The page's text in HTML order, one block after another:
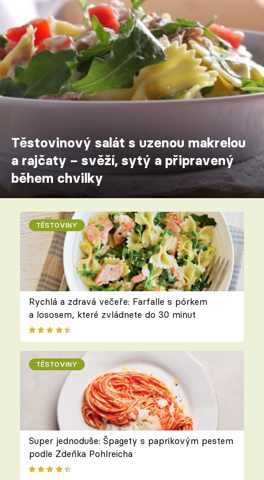
Těstovinový salát s uzenou makrelou
a rajčaty – svěží, sytý a připravený
během chvilky
TĚSTOVINY
Rychlá a zdravá večeře: Farfalle s pórkem
a lososem, které zvládnete do 30 minut
TĚSTOVINY
Super jednoduše: Špagety s paprikovým pestem
podle Zdeňka Pohlreicha